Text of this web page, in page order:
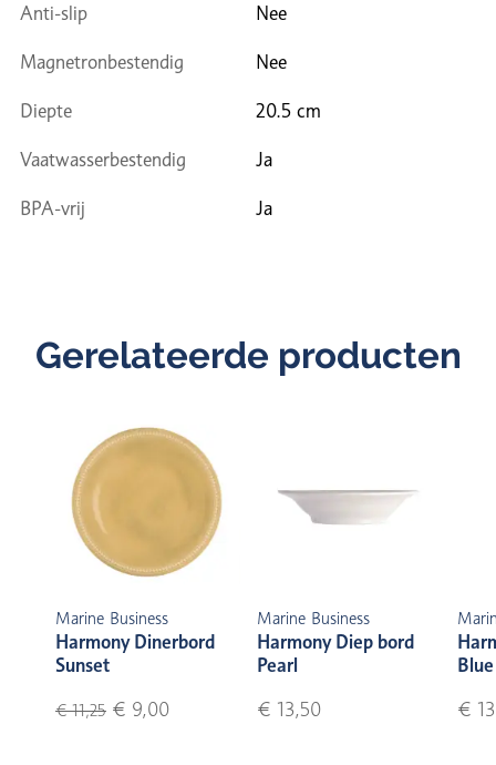
Anti-slip Nee
Magnetronbestendig Nee
Diepte 20.5 cm
Vaatwasserbestendig Ja
BPA-vrij Ja
Gerelateerde producten
Marine Business
Harmony Dinerbord
Sunset
€ 11,25 € 9,00
Marine Business
Harmony Diep bord
Pearl
€ 13,50
Blue
€